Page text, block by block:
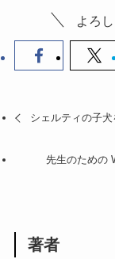
よろ
シェルティの子
先生のための
著者